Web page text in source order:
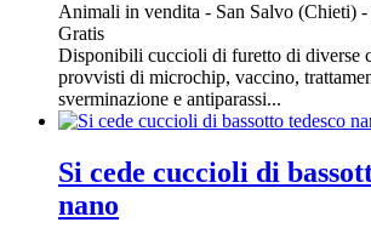
Animali in vendita - San Salvo (Chieti) -
Gratis
Disponibili cuccioli di furetto di diverse
provvisti di microchip, vaccino,
sverminazione e antiparassi...
Si cede cuccioli di
nano